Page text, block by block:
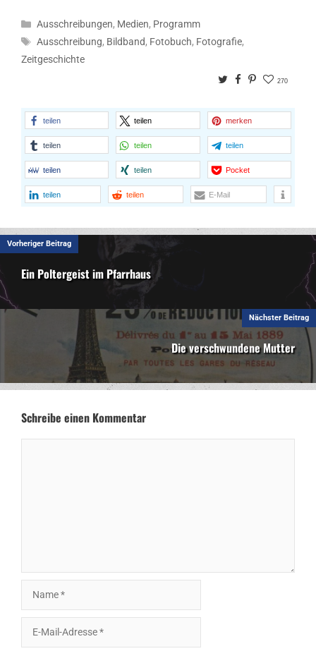
Kategorien
Ausschreibungen, Medien, Programm
Schlagwörter
Ausschreibung, Bildband, Fotobuch, Fotografie,
Zeitgeschichte
TwitterFacebook
Pinterest
270
teilen teilen merken
teilen teilen teilen
teilen teilen Pocket
teilen teilen E-Mail
Vorheriger Beitrag
Ein Poltergeist im Pfarrhaus
Nächster Beitrag
Die verschwundene Mutter
Schreibe einen Kommentar
Mail-